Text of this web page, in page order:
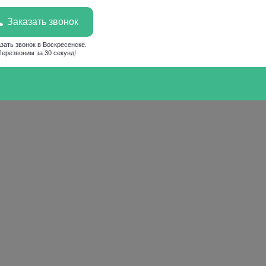
Заказать звонок
звонок в Воскресенске.
за 30 секунд!